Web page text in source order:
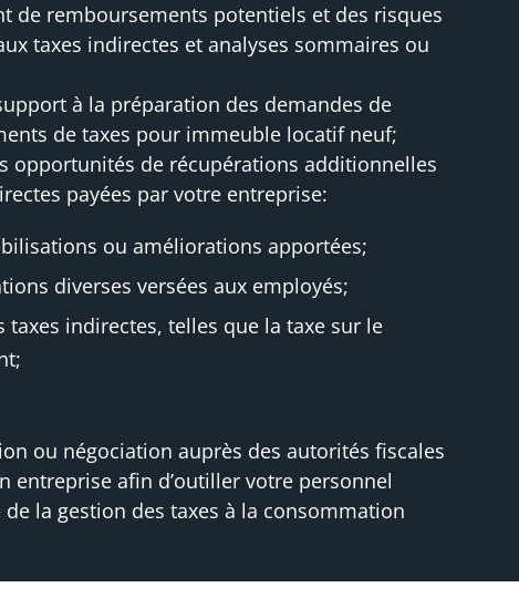
de remboursements potentiels et des risques
taxes indirectes et analyses sommaires ou
à la préparation des demandes de
de taxes pour immeuble locatif neuf;
opportunités de récupérations additionnelles
payées par votre entreprise:
ou améliorations apportées;
diverses versées aux employés;
taxes indirectes, telles que la taxe sur le
ou négociation auprès des autorités fiscales
entreprise afin d’outiller votre personnel
de la gestion des taxes à la consommation